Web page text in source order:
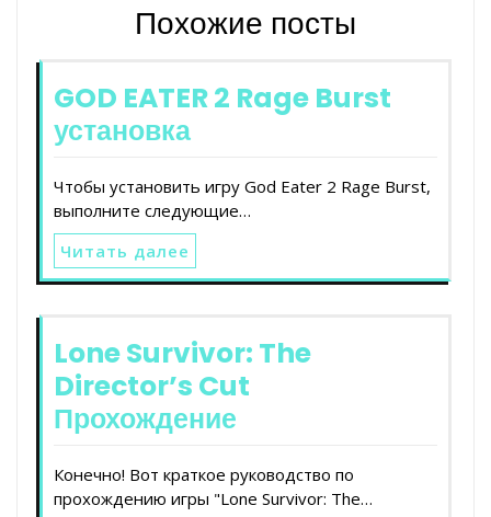
Похожие посты
GOD EATER 2 Rage Burst
установка
Чтобы установить игру God Eater 2 Rage Burst,
выполните следующие…
Читать далее
Lone Survivor: The
Director’s Cut
Прохождение
Конечно! Вот краткое руководство по
прохождению игры "Lone Survivor: The…